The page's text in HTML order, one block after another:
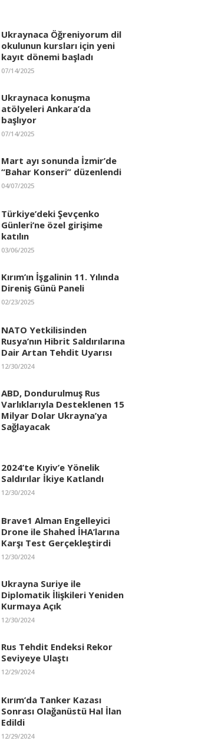
Ukraynaca Öğreniyorum dil
okulunun kursları için yeni
kayıt dönemi başladı
07/14/2025
Ukraynaca konuşma
atölyeleri Ankara’da
başlıyor
07/14/2025
Mart ayı sonunda İzmir’de
“Bahar Konseri” düzenlendi
04/07/2025
Türkiye’deki Şevçenko
Günleri’ne özel girişime
katılın
03/06/2025
Kırım’ın İşgalinin 11. Yılında
Direniş Günü Paneli
02/23/2025
NATO Yetkilisinden
Rusya’nın Hibrit Saldırılarına
Dair Artan Tehdit Uyarısı
12/30/2024
ABD, Dondurulmuş Rus
Varlıklarıyla Desteklenen 15
Milyar Dolar Ukrayna’ya
Sağlayacak
2024’te Kıyiv’e Yönelik
Saldırılar İkiye Katlandı
12/30/2024
Brave1 Alman Engelleyici
Drone ile Shahed İHA’larına
Karşı Test Gerçekleştirdi
12/30/2024
Ukrayna Suriye ile
Diplomatik İlişkileri Yeniden
Kurmaya Açık
12/30/2024
Rus Tehdit Endeksi Rekor
Seviyeye Ulaştı
12/29/2024
Kırım’da Tanker Kazası
Sonrası Olağanüstü Hal İlan
Edildi
12/29/2024